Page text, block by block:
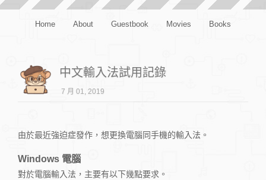
Home About Guestbook Movies Books
中文輸入法試用記錄
7 月 01, 2019
由於最近強迫症發作，想更換電腦同手機的輸入法。
Windows 電腦
對於電腦輸入法，主要有以下幾點要求。